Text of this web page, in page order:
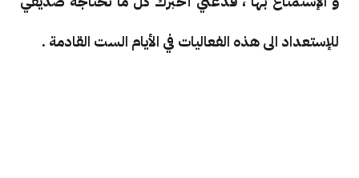
للإستعداد الى هذه الفعاليات في الأيام الست القادمة .